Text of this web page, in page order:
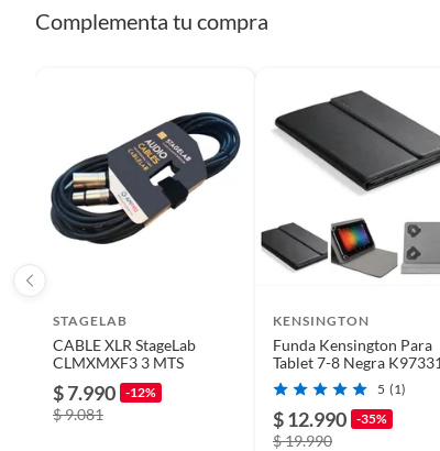
Complementa tu compra
STAGELAB
CABLE XLR StageLab
CLMXMXF3 3 MTS
$ 7.990 -12%
$ 9.081
KENSINGTON
Funda Kensington Para
Tablet 7-8 Negra K97331
5 (1)
$ 12.990 -35%
$ 19.990